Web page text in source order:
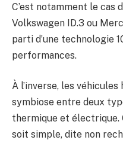
C’est notamment le cas
Volkswagen ID.3 ou
parti d’une technologie
performances.
À l’inverse, les
symbiose entre deux
thermique et
soit simple, dite non